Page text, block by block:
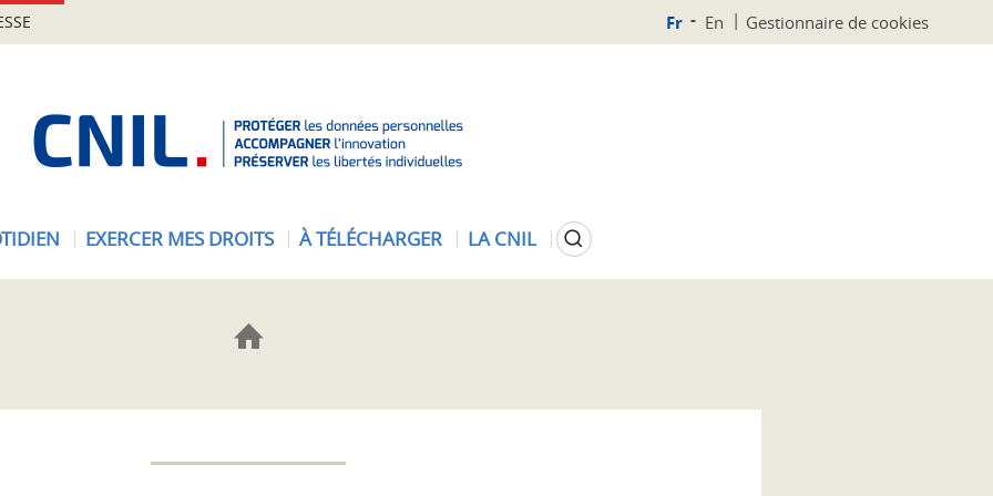
Fr En Gestionnaire de cookies
EXERCER MES DROITS À TÉLÉCHARGER LA CNIL Rechercher